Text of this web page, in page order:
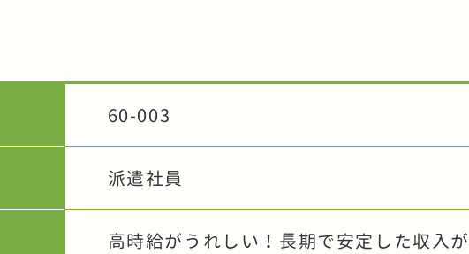
60-003
派遣社員
高時給がうれしい！長期で安定した収入が